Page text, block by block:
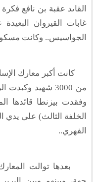
القاىد عقبة بن نافع
غابات القيروان
الجواسيس.. وكانت
كانت أكبر معارك
من 3000 شهيد
الخلفة الثالث) على يدي
الفهري..
بعدها توالت المعارك